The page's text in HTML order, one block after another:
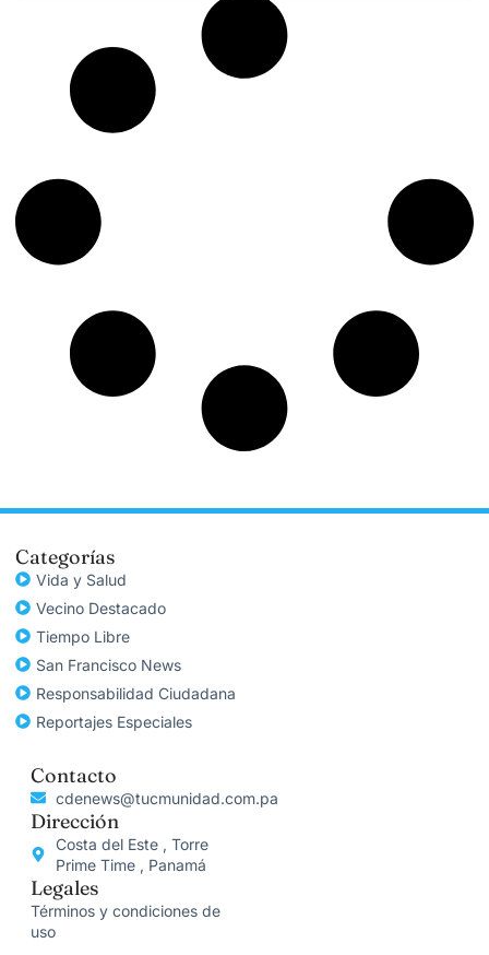
Categorías
Vida y Salud
Vecino Destacado
Tiempo Libre
San Francisco News
Responsabilidad Ciudadana
Reportajes Especiales
Contacto
cdenews@tucmunidad.com.pa
Dirección
Costa del Este , Torre
Prime Time , Panamá
Legales
Términos y condiciones de
uso